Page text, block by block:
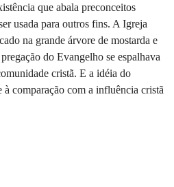
que abala preconceitos
usada para outros fins. A Igreja
na grande árvore de mostarda e
do Evangelho se espalhava
cristã. E a idéia do
comparação com a influência cristã